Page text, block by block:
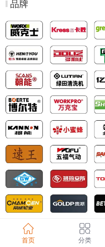
品牌
产品分类
首页 分类